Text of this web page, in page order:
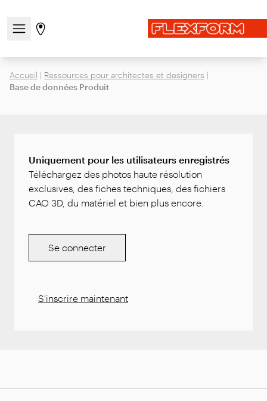
Ouvrir/fermer le menu de navigation
Aller à la page des magasins
Accueil | Ressources pour architectes et designers |
Base de données Produit
Uniquement pour les utilisateurs enregistrés
Téléchargez des photos haute résolution
exclusives, des fiches techniques, des fichiers
CAO 3D, du matériel et bien plus encore.
Se connecter
S'inscrire maintenant